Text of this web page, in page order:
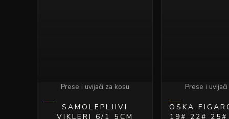
Prese i uvijači za kosu
SAMOLEPLJIVI
VIKLERI 6/1 5CM
stranici
proizvoda.
Prese i
OSKA
19# 22#